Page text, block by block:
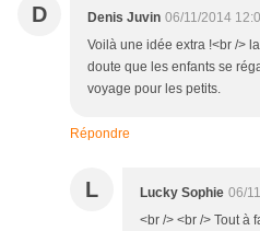
D Denis Juvin 06/11/2014
Voilà une idée extra !<br />
doute que les enfants se
voyage pour les petits.
Répondre
L Lucky Sophie 06/
<br /> <br /> Tout à